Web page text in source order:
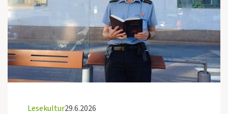
Lesekultur29.6.2026